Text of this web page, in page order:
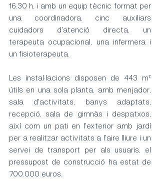
16.30 h. i amb un equip tècnic format per
una coordinadora, cinc auxiliars
cuidadors d'atenció directa, un
terapeuta ocupacional, una infermera i
un fisioterapeuta.
Les instal·lacions disposen de 443 m²
útils en una sola planta, amb menjador,
sala d'activitats, banys adaptats,
recepció, sala de gimnàs i despatxos,
així com un pati en l'exterior amb jardí
per a realitzar activitats a l'aire lliure i un
servei de transport per als usuaris, el
pressupost de construcció ha estat de
700.000 euros.